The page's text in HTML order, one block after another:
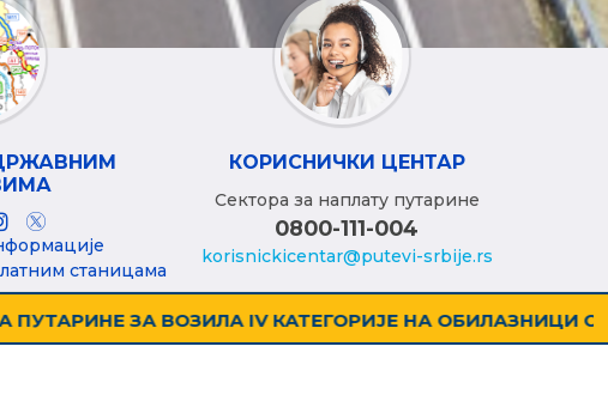
станицама
КОРИСНИЧКИ ЦЕНТАР
Сектора за наплату путарине
0800-111-004
korisnickicentar@putevi-srbije.rs
ОКО БЕОГРАДА ПУТЕВИ СРБИЈЕ: НЕ